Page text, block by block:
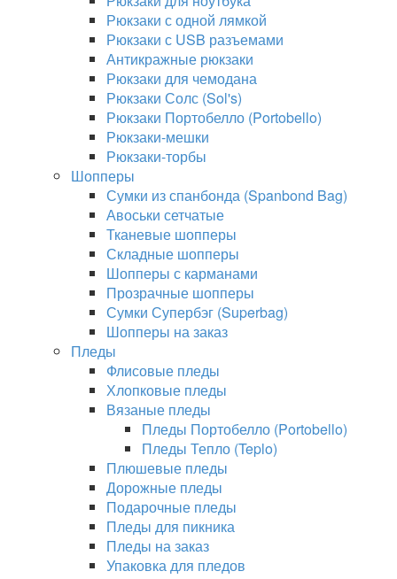
Рюкзаки с одной лямкой
Рюкзаки с USB разъемами
Антикражные рюкзаки
Рюкзаки для чемодана
Рюкзаки Солс (Sol's)
Рюкзаки Портобелло (Portobello)
Рюкзаки-мешки
Рюкзаки-торбы
Шопперы
Сумки из спанбонда (Spanbond Bag)
Авоськи сетчатые
Тканевые шопперы
Складные шопперы
Шопперы с карманами
Прозрачные шопперы
Сумки Супербэг (Superbag)
Шопперы на заказ
Пледы
Флисовые пледы
Хлопковые пледы
Вязаные пледы
Пледы Портобелло (Portobello)
Пледы Тепло (Teplo)
Плюшевые пледы
Дорожные пледы
Подарочные пледы
Пледы для пикника
Пледы на заказ
Упаковка для пледов